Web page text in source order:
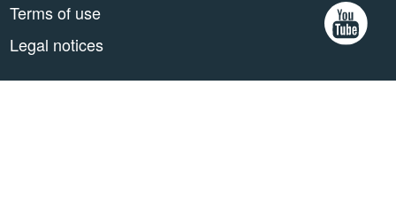
Terms of use
Legal notices